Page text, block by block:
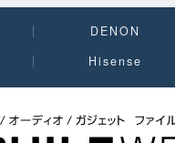
DENON
Hisense
ディオ/ガジェット